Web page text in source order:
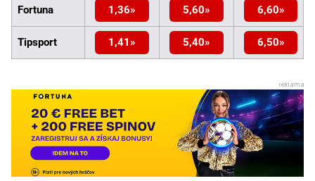
Fortuna 1,36 5,60 6,60
Tipsport 1,41 5,40 6,50